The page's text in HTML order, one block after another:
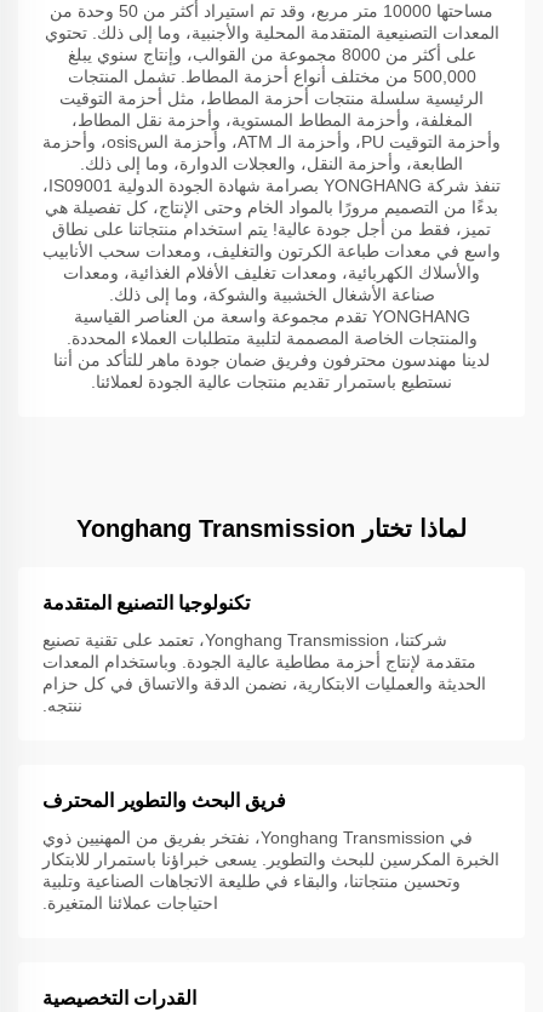
مساحتها 10000 متر مربع، وقد تم استيراد أكثر من 50 وحدة من
المعدات التصنيعية المتقدمة المحلية والأجنبية، وما إلى ذلك. تحتوي
على أكثر من 8000 مجموعة من القوالب، وإنتاج سنوي يبلغ
500,000 من مختلف أنواع أحزمة المطاط. تشمل المنتجات
الرئيسية سلسلة منتجات أحزمة المطاط، مثل أحزمة التوقيت
المغلفة، وأحزمة المطاط المستوية، وأحزمة نقل المطاط،
وأحزمة التوقيت PU، وأحزمة الـ ATM، وأحزمة السosis، وأحزمة
الطابعة، وأحزمة النقل، والعجلات الدوارة، وما إلى ذلك.
تنفذ شركة YONGHANG بصرامة شهادة الجودة الدولية IS09001،
بدءًا من التصميم مرورًا بالمواد الخام وحتى الإنتاج، كل تفصيلة هي
تميز، فقط من أجل جودة عالية! يتم استخدام منتجاتنا على نطاق
واسع في معدات طباعة الكرتون والتغليف، ومعدات سحب الأنابيب
والأسلاك الكهربائية، ومعدات تغليف الأفلام الغذائية، ومعدات
صناعة الأشغال الخشبية والشوكة، وما إلى ذلك.
YONGHANG تقدم مجموعة واسعة من العناصر القياسية
والمنتجات الخاصة المصممة لتلبية متطلبات العملاء المحددة.
لدينا مهندسون محترفون وفريق ضمان جودة ماهر للتأكد من أننا
نستطيع باستمرار تقديم منتجات عالية الجودة لعملائنا.
لماذا تختار Yonghang Transmission
تكنولوجيا التصنيع المتقدمة
شركتنا، Yonghang Transmission، تعتمد على تقنية تصنيع
متقدمة لإنتاج أحزمة مطاطية عالية الجودة. وباستخدام المعدات
الحديثة والعمليات الابتكارية، نضمن الدقة والاتساق في كل حزام
ننتجه.
فريق البحث والتطوير المحترف
في Yonghang Transmission، نفتخر بفريق من المهنيين ذوي
الخبرة المكرسين للبحث والتطوير. يسعى خبراؤنا باستمرار للابتكار
وتحسين منتجاتنا، والبقاء في طليعة الاتجاهات الصناعية وتلبية
احتياجات عملائنا المتغيرة.
القدرات التخصيصية